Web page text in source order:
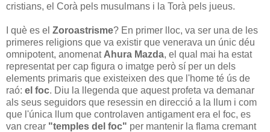
cristians, el Corà pels musulmans i la Torà pels jueus.
I què es el Zoroastrisme? En primer lloc, va ser una de les
primeres religions que va existir que venerava un únic déu
omnipotent, anomenat Ahura Mazda, el qual mai ha estat
representat per cap figura o imatge però sí per un dels
elements primaris que existeixen des que l'home té ús de
raó: el foc. Diu la llegenda que aquest profeta va demanar
als seus seguidors que resessin en direcció a la llum i com
que l'única llum que controlaven antigament era el foc, es
van crear "temples del foc" per mantenir la flama cremant